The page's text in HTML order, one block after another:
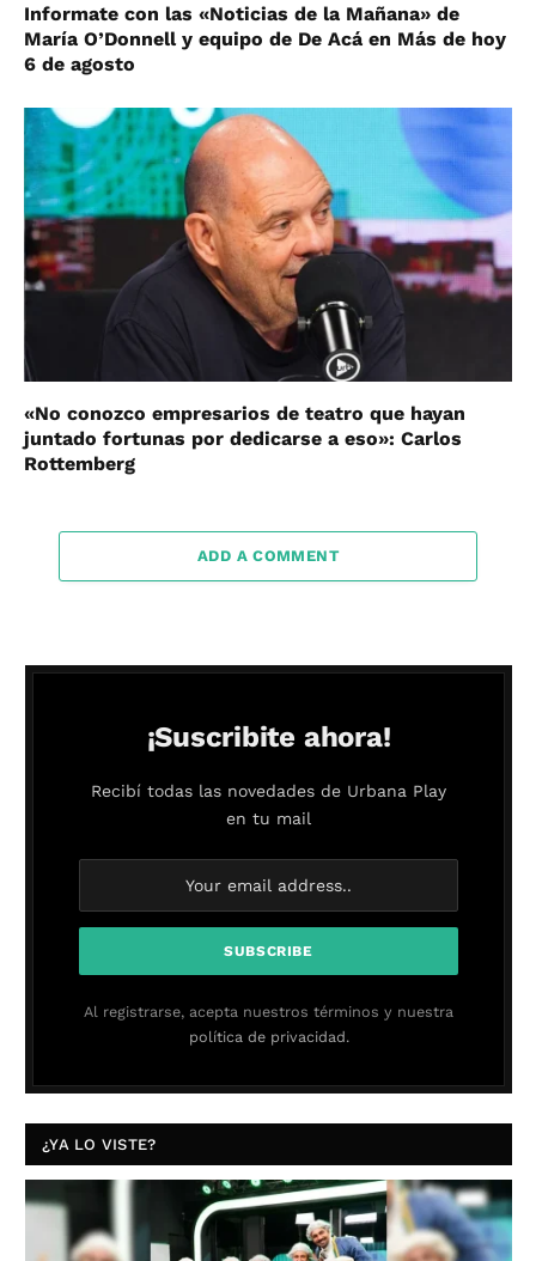
Informate con las «Noticias de la Mañana» de
María O’Donnell y equipo de De Acá en Más de hoy
6 de agosto
«No conozco empresarios de teatro que hayan
juntado fortunas por dedicarse a eso»: Carlos
Rottemberg
ADD A COMMENT
¡Suscribite ahora!
Recibí todas las novedades de Urbana Play
en tu mail
Al registrarse, acepta nuestros términos y nuestra
política de privacidad.
¿YA LO VISTE?